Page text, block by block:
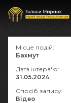
Місце подій:
Бахмут
Дата інтерв'ю:
31.05.2024
Спосіб запису:
Відео